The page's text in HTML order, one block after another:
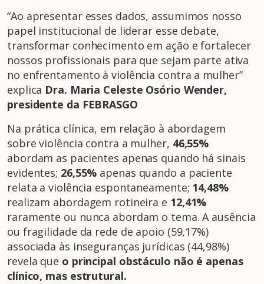
“Ao apresentar esses dados, assumimos nosso
papel institucional de liderar esse debate,
transformar conhecimento em ação e fortalecer
nossos profissionais para que sejam parte ativa
no enfrentamento à violência contra a mulher”
explica Dra. Maria Celeste Osório Wender,
presidente da FEBRASGO
Na prática clínica, em relação à abordagem
sobre violência contra a mulher, 46,55%
abordam as pacientes apenas quando há sinais
evidentes; 26,55% apenas quando a paciente
relata a violência espontaneamente; 14,48%
realizam abordagem rotineira e 12,41%
raramente ou nunca abordam o tema. A ausência
ou fragilidade da rede de apoio (59,17%)
associada às inseguranças jurídicas (44,98%)
revela que o principal obstáculo não é apenas
clínico, mas estrutural.